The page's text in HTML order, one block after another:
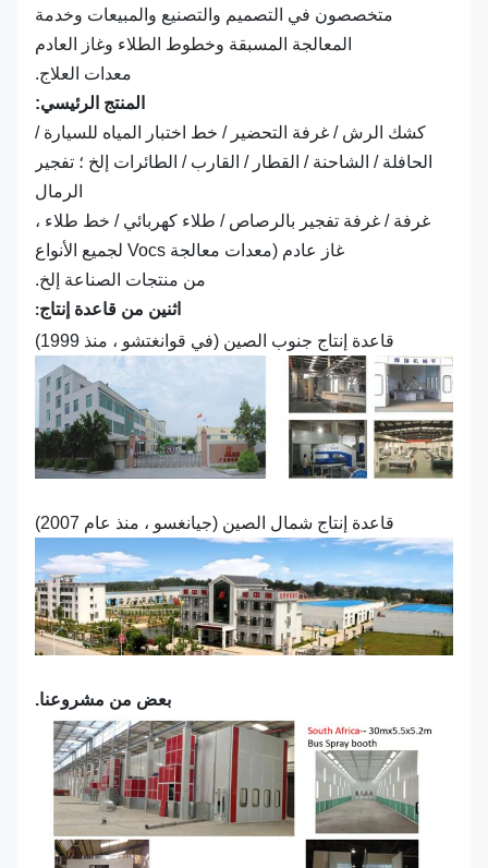
متخصصون في التصميم والتصنيع والمبيعات وخدمة
المعالجة المسبقة وخطوط الطلاء وغاز العادم
معدات العلاج.
المنتج الرئيسي:
كشك الرش / غرفة التحضير / خط اختبار المياه للسيارة /
الحافلة / الشاحنة / القطار / القارب / الطائرات إلخ ؛ تفجير
الرمال
غرفة / غرفة تفجير بالرصاص / طلاء كهربائي / خط طلاء ،
غاز عادم (معدات معالجة Vocs لجميع الأنواع
من منتجات الصناعة إلخ.
اثنين من قاعدة إنتاج:
قاعدة إنتاج جنوب الصين (في قوانغتشو ، منذ 1999)
قاعدة إنتاج شمال الصين (جيانغسو ، منذ عام 2007)
بعض من مشروعنا.